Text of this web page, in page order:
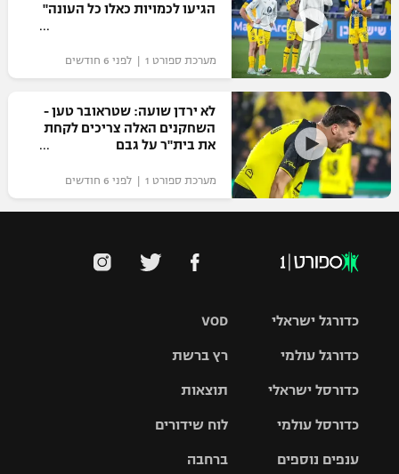
הגיעו לכמויות כאלו כל העונה"
מערכת ספורט 1 | לפני 6 חודשים
לא ירדן שועה: שטראובר טען -
השחקנים האלה צריכים לקחת
את בית"ר על גבם
מערכת ספורט 1 | לפני 6 חודשים
VOD
רץ ברשת
תוצאות
לוח שידורים
ברחבה
כדורגל ישראלי
גביע הטוטו
כדורגל עולמי
האלופות
ליגה
כדורסל ישראלי
סל
כדורסל עולמי
ענפים נוספים